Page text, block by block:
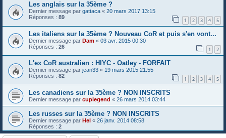
Les anglais sur la 35ème ?
Dernier message par gattaca « 20 mars 2017 13:15
Réponses : 89 1 2 3 4 5
Les italiens sur la 35ème ? Nouveau CoR et puis s'en vont...
Dernier message par Dam « 03 avr. 2015 00:30
Réponses : 26 1 2
L'ex CoR australien : HIYC - Oatley - FORFAIT
Dernier message par jean33 « 19 mars 2015 21:55
Réponses : 82 1 2 3 4 5
Les canadiens sur la 35ème ? NON INSCRITS
Dernier message par cuplegend « 26 mars 2014 03:44
Les russes sur la 35ème ? NON INSCRITS
Dernier message par Hel « 26 janv. 2014 08:58
Réponses : 2